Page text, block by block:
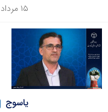
۱۵ مرداد ۱۴۰۵
یاسوج